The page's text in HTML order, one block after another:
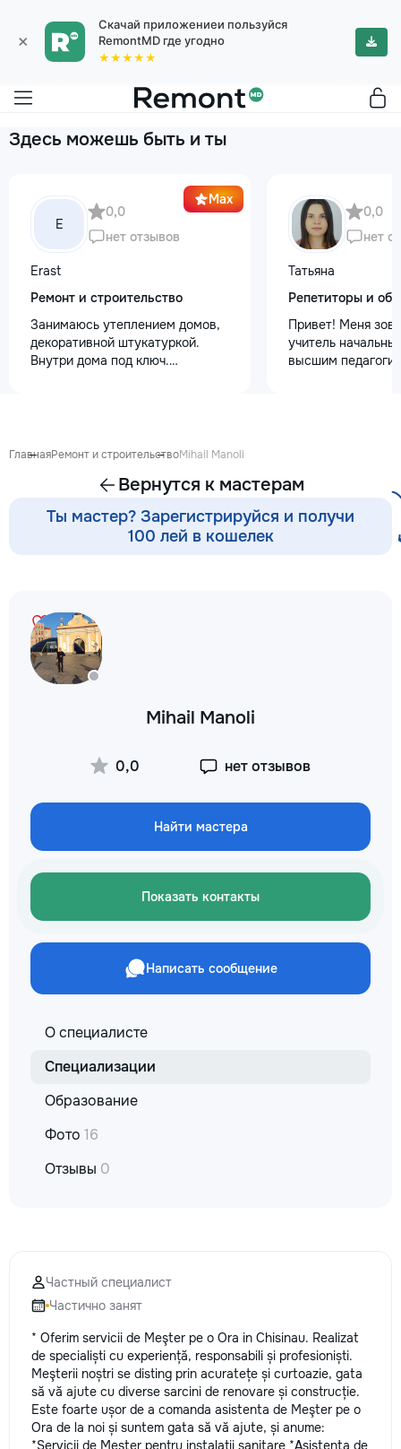
×
Скачай приложениеи пользуйся
RemontMD где угодно
★★★★★
Здесь можешь быть и ты
Max
E
0,0
нет отзывов
Erast
Ремонт и строительство
Занимаюсь утеплением домов,
декоративной штукатуркой.
Внутри дома под ключ.
0,0
нет
Татьяна
Репетиторы и
Привет! Меня
учитель
высшим
и логического
каллиграфия,
пространстве,
подготовка руки
любовью к детям
сообщения или
интересно!
заслуживает
ГлавнаяРемонт и строительствоMihail Manoli
Вернутся к мастерам
Ты мастер? Зарегистрируйся и получи
100 лей в кошелек
Mihail Manoli
0,0 нет отзывов
Найти мастера
Показать контакты
Написать сообщение
О специалисте
Специализации
Образование
Фото 16
Отзывы 0
Частный специалист
Частично занят
* Oferim servicii de Meşter pe o Ora in Chisinau. Realizat
de specialiști cu experiență, responsabili și profesioniști.
Meşterii noștri se disting prin acuratețe și curtoazie, gata
să vă ajute cu diverse sarcini de renovare și construcție.
Este foarte ușor de a comanda asistenta de Meşter pe o
Ora de la noi și suntem gata să vă ajute, și anume:
*Servicii de Meşter pentru instalații sanitare *Asistenta de